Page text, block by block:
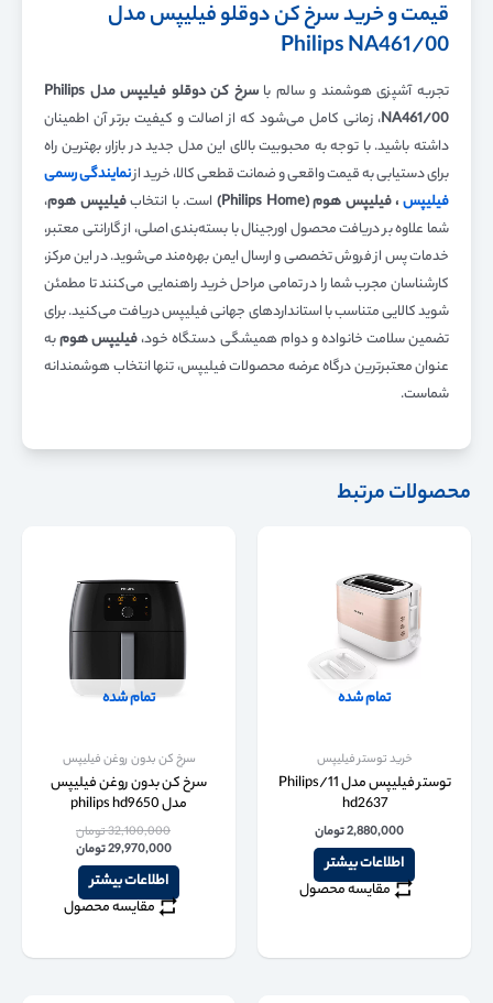
قیمت و خرید سرخ کن دوقلو فیلیپس مدل
Philips NA461/00
تجربه آشپزی هوشمند و سالم باسرخ کن دوقلو فیلیپس مدل Philips
NA461/00، زمانی کامل می‌شود که از اصالت و کیفیت برتر آن اطمینان
داشته باشید. با توجه به محبوبیت بالای این مدل جدید در بازار، بهترین راه
برای دستیابی به قیمت واقعی و ضمانت قطعی کالا، خرید ازنمایندگی رسمی
فیلیپس، فیلیپس هوم (Philips Home
)است. با انتخابفیلیپس هوم،
شما علاوه بر دریافت محصول اورجینال با بسته‌بندی اصلی، از گارانتی معتبر،
خدمات پس از فروش تخصصی و ارسال ایمن بهره‌مند می‌شوید. در این مرکز،
کارشناسان مجرب شما را در تمامی مراحل خرید راهنمایی می‌کنند تا مطمئن
شوید کالایی متناسب با استانداردهای جهانی فیلیپس دریافت می‌کنید. برای
تضمین سلامت خانواده و دوام همیشگی دستگاه خود،فیلیپس هومبه
عنوان معتبرترین درگاه عرضه محصولات فیلیپس، تنها انتخاب هوشمندانه
شماست.
محصولات مرتبط
تمام شده
خرید توستر فیلیپس
توستر فیلیپس مدل 11/Philips
hd2637
2,880,000تومان
اطلاعات بیشتر
مقایسه محصول
تمام شده
سرخ کن بدون روغن فیلیپس
سرخ کن بدون روغن فیلیپس
مدل philips hd9650
32,100,000تومان
29,970,000تومان
اطلاعات بیشتر
مقایسه محصول